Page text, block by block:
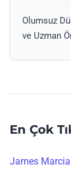
Olumsuz
ve Uzman
En Çok
James